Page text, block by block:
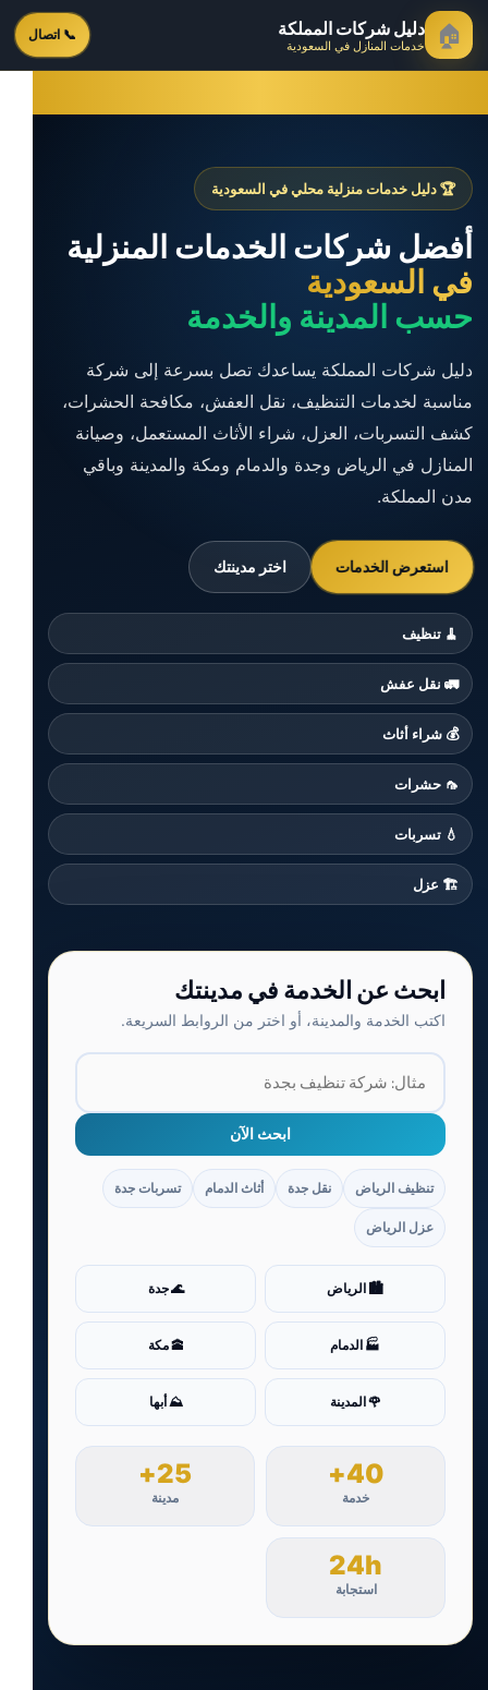
🏠 دليل شركات المملكة
خدمات المنازل في السعودية 📞 اتصال
🏆 دليل خدمات منزلية محلي في السعودية
أفضل شركات الخدمات المنزلية
في السعودية
حسب المدينة والخدمة
دليل شركات المملكة يساعدك تصل بسرعة إلى شركة
مناسبة لخدمات التنظيف، نقل العفش، مكافحة الحشرات،
كشف التسربات، العزل، شراء الأثاث المستعمل، وصيانة
المنازل في الرياض وجدة والدمام ومكة والمدينة وباقي
مدن المملكة.
استعرض الخدمات اختر مدينتك
🧹 تنظيف
🚛 نقل عفش
💰 شراء أثاث
🦟 حشرات
💧 تسربات
🏗️ عزل
ابحث عن الخدمة في مدينتك
اكتب الخدمة والمدينة، أو اختر من الروابط السريعة.
ابحث الآن
تنظيف الرياض نقل جدة أثاث الدمام تسربات جدة
عزل الرياض
🏙️ الرياض 🌊 جدة
🏭 الدمام 🕋 مكة
🌹 المدينة ⛰️ أبها
40+
خدمة
25+
مدينة
24h
استجابة